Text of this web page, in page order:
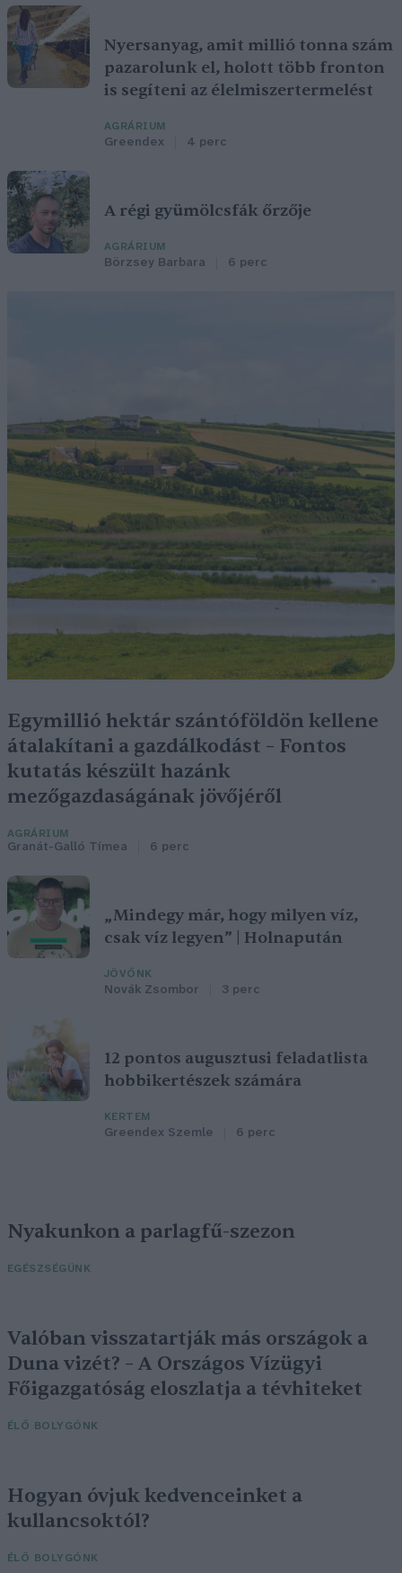
Nyersanyag, amit millió tonna szám
pazarolunk el, holott több fronton
is segíteni az élelmiszertermelést
AGRÁRIUM
Greendex 4 perc
A régi gyümölcsfák őrzője
AGRÁRIUM
Börzsey Barbara 6 perc
Egymillió hektár szántóföldön kellene
átalakítani a gazdálkodást – Fontos
kutatás készült hazánk
mezőgazdaságának jövőjéről
AGRÁRIUM
Granát-Galló Tímea 6 perc
„Mindegy már, hogy milyen víz,
csak víz legyen” | Holnapután
JÖVŐNK
Novák Zsombor 3 perc
12 pontos augusztusi feladatlista
hobbikertészek számára
KERTEM
Greendex Szemle 6 perc
Nyakunkon a parlagfű-szezon
EGÉSZSÉGÜNK
Valóban visszatartják más országok a
Duna vizét? – A Országos Vízügyi
Főigazgatóság eloszlatja a tévhiteket
ÉLŐ BOLYGÓNK
Hogyan óvjuk kedvenceinket a
kullancsoktól?
ÉLŐ BOLYGÓNK